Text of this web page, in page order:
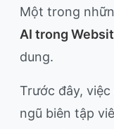
Một trong
AI trong
dung.
Trước đây,
ngũ biên tập